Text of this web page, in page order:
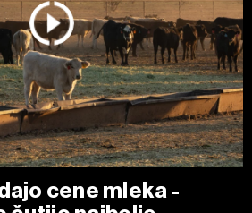
cene mleka -